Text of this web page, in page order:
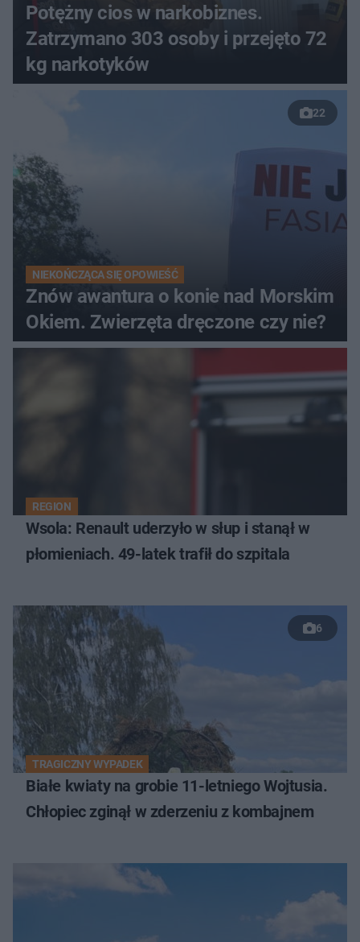
Potężny cios w narkobiznes.
Zatrzymano 303 osoby i przejęto 72
kg narkotyków
22
NIEKOŃCZĄCA SIĘ OPOWIEŚĆ
Znów awantura o konie nad Morskim
Okiem. Zwierzęta dręczone czy nie?
REGION
Wsola: Renault uderzyło w słup i stanął w
płomieniach. 49-latek trafił do szpitala
6
TRAGICZNY WYPADEK
Białe kwiaty na grobie 11-letniego Wojtusia.
Chłopiec zginął w zderzeniu z kombajnem